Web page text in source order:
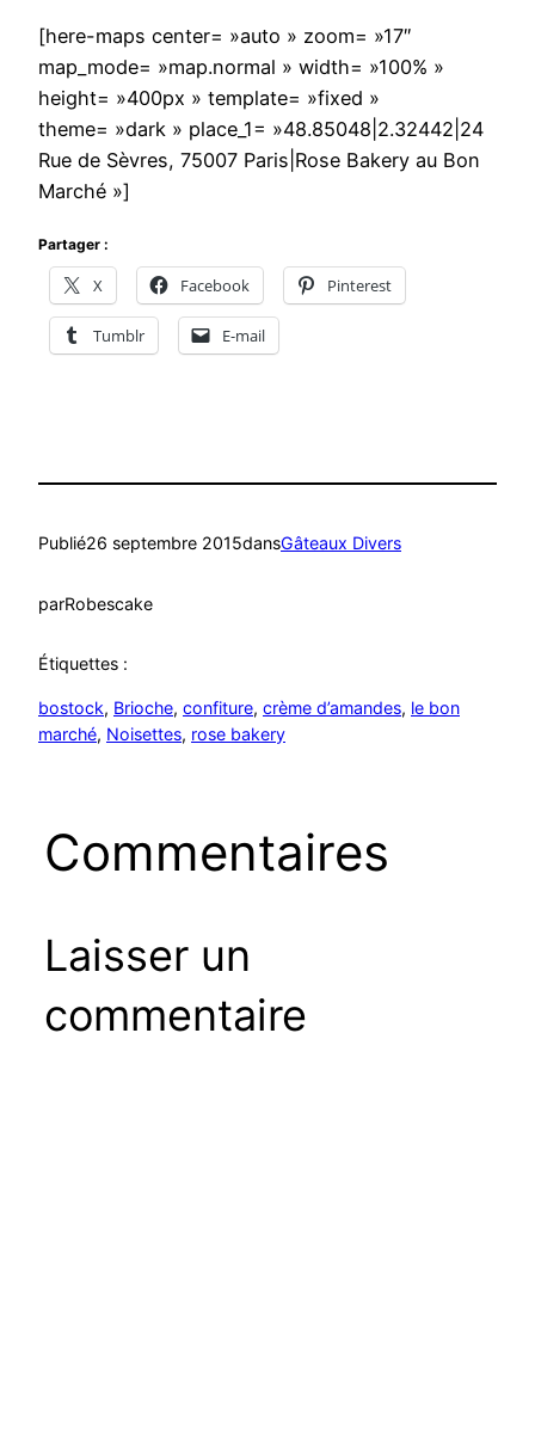
[here-maps center= »auto » zoom= »17″
map_mode= »map.normal » width= »100% »
height= »400px » template= »fixed »
theme= »dark » place_1= »48.85048|2.32442|24
Rue de Sèvres, 75007 Paris|Rose Bakery au Bon
Marché »]
Partager :
X Facebook Pinterest
Tumblr E-mail
Publié26 septembre 2015dansGâteaux Divers
parRobescake
Étiquettes :
bostock, Brioche, confiture, crème d’amandes, le bon
marché, Noisettes, rose bakery
Commentaires
Laisser un
commentaire